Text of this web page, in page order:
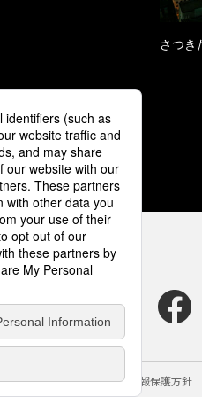
さつき
クッキーポリシー 個人情報保護方針